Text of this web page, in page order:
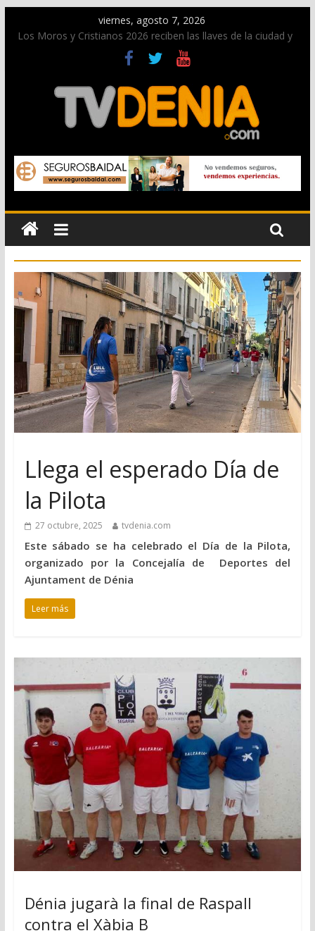
viernes, agosto 7, 2026
Los Moros y Cristianos 2026 reciben las llaves de la ciudad y
dan inicio a las fiestas en Dénia
El bando moro protagonista en la Segunda Entraeta Festera
Paco Adsuar dona al Arxiu de Dénia más de 50.000 imágenes
de la memoria visual de la ciudad
La Entraeta Festera llena de ambiente la calle Marqués de
Campo con la recepción a la Capitanía Cristiana
El XII Festival de Jazz de Dénia reunirá durante agosto a
figuras nacionales e internacionales en los Jardins de
Torrecremada
Llega el esperado Día de
la Pilota
27 octubre, 2025 tvdenia.com
Este sábado se ha celebrado el Día de la Pilota,
organizado por la Concejalía de Deportes del
Ajuntament de Dénia
Leer más
Dénia jugarà la final de Raspall
contra el Xàbia B